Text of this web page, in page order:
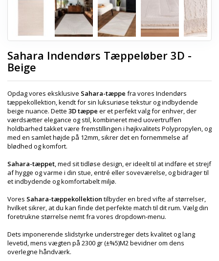
Sahara Indendørs Tæppeløber 3D -
Beige
Opdag vores eksklusive Sahara-tæppe fra vores Indendørs
tæppekollektion, kendt for sin luksuriøse tekstur og indbydende
beige nuance. Dette 3D tæppe er et perfekt valg for enhver, der
værdsætter elegance og stil, kombineret med uovertruffen
holdbarhed takket være fremstillingen i højkvalitets Polypropylen, og
med en samlet højde på 12mm, sikrer det en fornemmelse af
blødhed og komfort.
Sahara-tæppet, med sit tidløse design, er ideelt til at indføre et strejf
af hygge og varme i din stue, entré eller soveværelse, og bidrager til
et indbydende og komfortabelt miljø.
Vores Sahara-tæppekollektion tilbyder en bred vifte af størrelser,
hvilket sikrer, at du kan finde det perfekte match til dit rum. Vælg din
foretrukne størrelse nemt fra vores dropdown-menu.
Dets imponerende slidstyrke understreger dets kvalitet og lang
levetid, mens vægten på 2300 gr (±%5)M2 bevidner om dens
overlegne håndværk.